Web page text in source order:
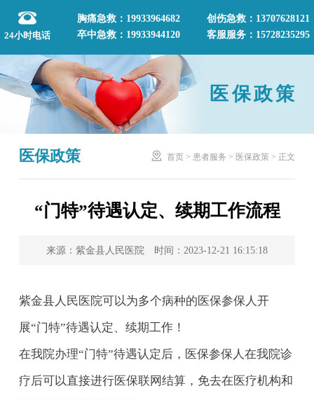
24小时电话
胸痛急救：19933964682
卒中急救：19933944120
创伤急救：13707628121
客服服务：15728235295
医保政策
医保政策  首页 > 患者服务 > 医保政策 > 正文
“门特”待遇认定、续期工作流程
来源：紫金县人民医院 时间：2023-12-21 16:15:18
紫金县人民医院可以为多个病种的医保参保人开
展“门特”待遇认定、续期工作！
在我院办理“门特”待遇认定后，医保参保人在我院诊
疗后可以直接进行医保联网结算，免去在医疗机构和